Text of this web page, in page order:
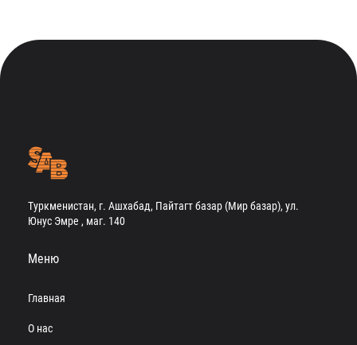
Туркменистан, г. Ашхабад, Пайтагт базар (Мир базар), ул.
Юнус Эмре , маг. 140
Меню
Главная
О нас